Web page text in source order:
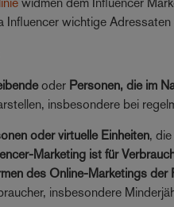
Influencer wichtige Adressaten
oder Personen, die im
insbesondere bei
oder virtuelle Einheiten,
Marketing ist für
des Online-Marketings der
insbesondere